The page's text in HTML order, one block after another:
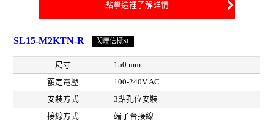
點擊這裡了解詳情
SL15-M2KTN-R 閃爍信標SL
尺寸
150 mm
額定電壓
100-240V AC
安裝方式
3點孔位安裝
接線方式
端子台接線